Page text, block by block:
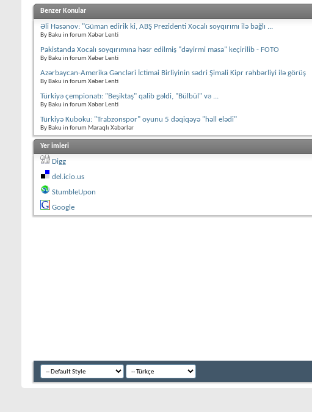
Benzer Konular
Əli Həsənov: "Güman edirik ki, ABŞ Prezidenti Xocalı soyqırımı ilə bağlı ...
By Baku in forum Xəbər Lenti
Pakistanda Xocalı soyqırımına həsr edilmiş "dəyirmi masa" keçirilib - FOTO
By Baku in forum Xəbər Lenti
Azərbaycan-Amerika Gəncləri İctimai Birliyinin sədri Şimali Kipr rəhbərliyi ilə görüş
By Baku in forum Xəbər Lenti
Türkiyə çempionatı: "Beşiktaş" qalib gəldi, "Bülbül" və ...
By Baku in forum Xəbər Lenti
Türkiyə Kuboku: "Trabzonspor" oyunu 5 dəqiqəyə "həll elədi"
By Baku in forum Maraqlı Xəbərlər
Yer imleri
Digg
del.icio.us
StumbleUpon
Google